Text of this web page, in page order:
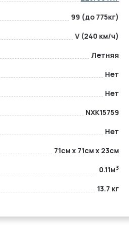
99 (до 775кг)
V (240 км/ч)
Летняя
Нет
Нет
NXK15759
Нет
71см x 71см x 23см
0.11м3
13.7 кг